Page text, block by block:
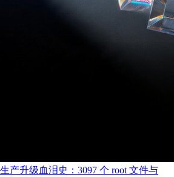
产升级血泪史：3097 个 root 文件与